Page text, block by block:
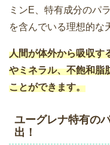
ミンE、特有成分のパ
を含んでいる理想的な
人間が体外から吸収す
やミネラル、不飽和脂
ことができます。
ユーグレナ特有の
出！